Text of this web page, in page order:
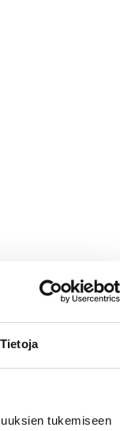
Tietoja
tukemiseen